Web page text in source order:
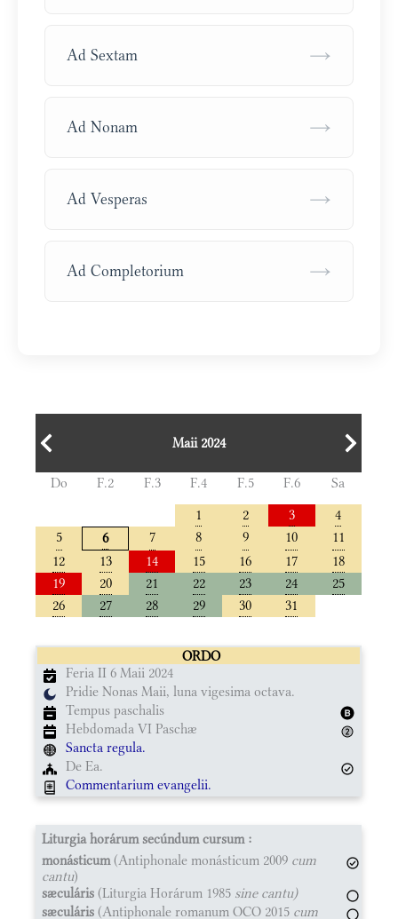
Ad Sextam →
Ad Nonam →
Ad Vesperas →
Ad Completorium →
Maii 2024
Do F.2 F.3 F.4 F.5 F.6
Sa
1
2 3
4
5
6 7 8 9 10
11
12
13 14 15 16 17
18
19
20 21 22 23 24
25
26
27 28 29 30 31
ORDO
Feria II 6 Maii 2024
Pridie Nonas Maii, luna vigesima octava.
Tempus paschalis
Hebdomada VI Paschæ
Sancta regula.
De Ea.
Commentarium evangelii.
Liturgia horárum secúndum cursum :
monásticum(Antiphonale monásticum 2009 cum
cantu)
sæculáris (Liturgia Horárum 1985 sine cantu)
sæculáris (Antiphonale romanum OCO 2015 cum